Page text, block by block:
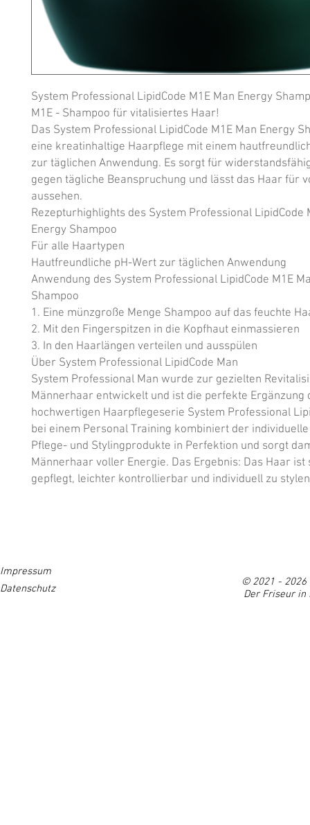
System Professional LipidCode M1E Man Energy
M1E - Shampoo für vitalisiertes Haar!
Das System Professional LipidCode M1E Man Energy
eine kreatinhaltige Haarpflege mit einem
zur täglichen Anwendung. Es sorgt für
gegen tägliche Beanspruchung und lässt das Haar für
aussehen.
Rezepturhighlights des System Professional LipidCode
Energy Shampoo
Für alle Haartypen
Hautfreundliche pH-Wert zur täglichen Anwendung
Anwendung des System Professional LipidCode M1E
Shampoo
1. Eine münzgroße Menge Shampoo auf das feuchte
2. Mit den Fingerspitzen in die Kopfhaut einmassieren
3. In den Haarlängen verteilen und ausspülen
Über System Professional LipidCode Man
System Professional Man wurde zur gezielten
Männerhaar entwickelt und ist die perfekte Ergänzung
hochwertigen Haarpflegeserie System Professional
bei einem Personal Training kombiniert der individuelle
Pflege- und Stylingprodukte in Perfektion und sorgt
Männerhaar voller Energie. Das Ergebnis: Das Haar ist
gepflegt, leichter kontrollierbar und individuell zu
Impressum
Datenschutz
© 2021 - 2026
Der Friseur in